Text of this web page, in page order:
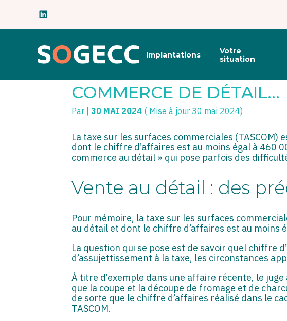
Aller
Principal
Implantations
Votre
situation
COMMERCE DE DÉTAIL…
Par |30 MAI 2024 ( Mise à jour 30 mai 2024)
La taxe sur les surfaces commerciales
dont le chiffre d’affaires est au moins égal à 460
commerce au détail » qui pose parfois des
Vente au détail : des
Pour mémoire, la taxe sur les surfaces
au détail et dont le chiffre d’affaires est au moins
La question qui se pose est de savoir quel chiffre
d’assujettissement à la taxe, les circonstances
À titre d’exemple dans une affaire récente, le
que la coupe et la découpe de fromage et de
de sorte que le chiffre d’affaires réalisé dans le
TASCOM.